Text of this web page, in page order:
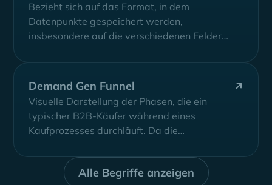
Bezieht sich auf das Format, in dem
Datenpunkte gespeichert werden,
insbesondere auf die verschiedenen Felder
Demand Gen Funnel
Visuelle Darstellung der Phasen, die ein
typischer B2B-Käufer während eines
Kaufprozesses durchläuft. Da die
Nachfrage nach einem...
Alle Begriffe anzeigen